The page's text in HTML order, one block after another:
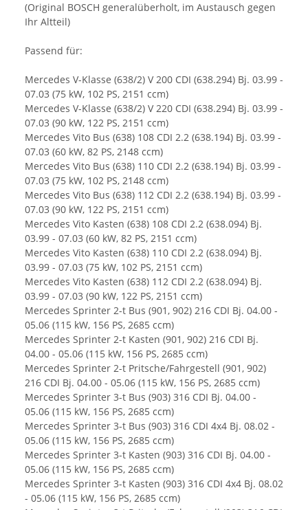
(Original BOSCH generalüberholt, im Austausch gegen
Ihr Altteil)
Passend für:
Mercedes V-Klasse (638/2) V 200 CDI (638.294) Bj. 03.99 -
07.03 (75 kW, 102 PS, 2151 ccm)
Mercedes V-Klasse (638/2) V 220 CDI (638.294) Bj. 03.99 -
07.03 (90 kW, 122 PS, 2151 ccm)
Mercedes Vito Bus (638) 108 CDI 2.2 (638.194) Bj. 03.99 -
07.03 (60 kW, 82 PS, 2148 ccm)
Mercedes Vito Bus (638) 110 CDI 2.2 (638.194) Bj. 03.99 -
07.03 (75 kW, 102 PS, 2148 ccm)
Mercedes Vito Bus (638) 112 CDI 2.2 (638.194) Bj. 03.99 -
07.03 (90 kW, 122 PS, 2151 ccm)
Mercedes Vito Kasten (638) 108 CDI 2.2 (638.094) Bj.
03.99 - 07.03 (60 kW, 82 PS, 2151 ccm)
Mercedes Vito Kasten (638) 110 CDI 2.2 (638.094) Bj.
03.99 - 07.03 (75 kW, 102 PS, 2151 ccm)
Mercedes Vito Kasten (638) 112 CDI 2.2 (638.094) Bj.
03.99 - 07.03 (90 kW, 122 PS, 2151 ccm)
Mercedes Sprinter 2-t Bus (901, 902) 216 CDI Bj. 04.00 -
05.06 (115 kW, 156 PS, 2685 ccm)
Mercedes Sprinter 2-t Kasten (901, 902) 216 CDI Bj.
04.00 - 05.06 (115 kW, 156 PS, 2685 ccm)
Mercedes Sprinter 2-t Pritsche/Fahrgestell (901, 902)
216 CDI Bj. 04.00 - 05.06 (115 kW, 156 PS, 2685 ccm)
Mercedes Sprinter 3-t Bus (903) 316 CDI Bj. 04.00 -
05.06 (115 kW, 156 PS, 2685 ccm)
Mercedes Sprinter 3-t Bus (903) 316 CDI 4x4 Bj. 08.02 -
05.06 (115 kW, 156 PS, 2685 ccm)
Mercedes Sprinter 3-t Kasten (903) 316 CDI Bj. 04.00 -
05.06 (115 kW, 156 PS, 2685 ccm)
Mercedes Sprinter 3-t Kasten (903) 316 CDI 4x4 Bj. 08.02
- 05.06 (115 kW, 156 PS, 2685 ccm)